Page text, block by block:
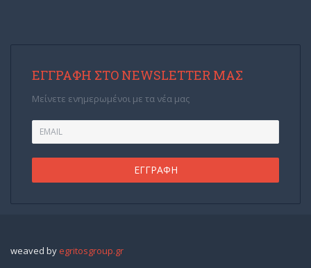
ΕΓΓΡΑΦΉ ΣΤΟ NEWSLETTER ΜΑΣ
Μείνετε ενημερωμένοι με τα νέα μας
weaved by egritosgroup.gr